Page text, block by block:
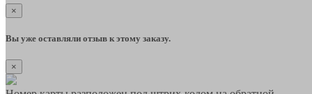
×
Вы уже оставляли отзыв к этому заказу.
×